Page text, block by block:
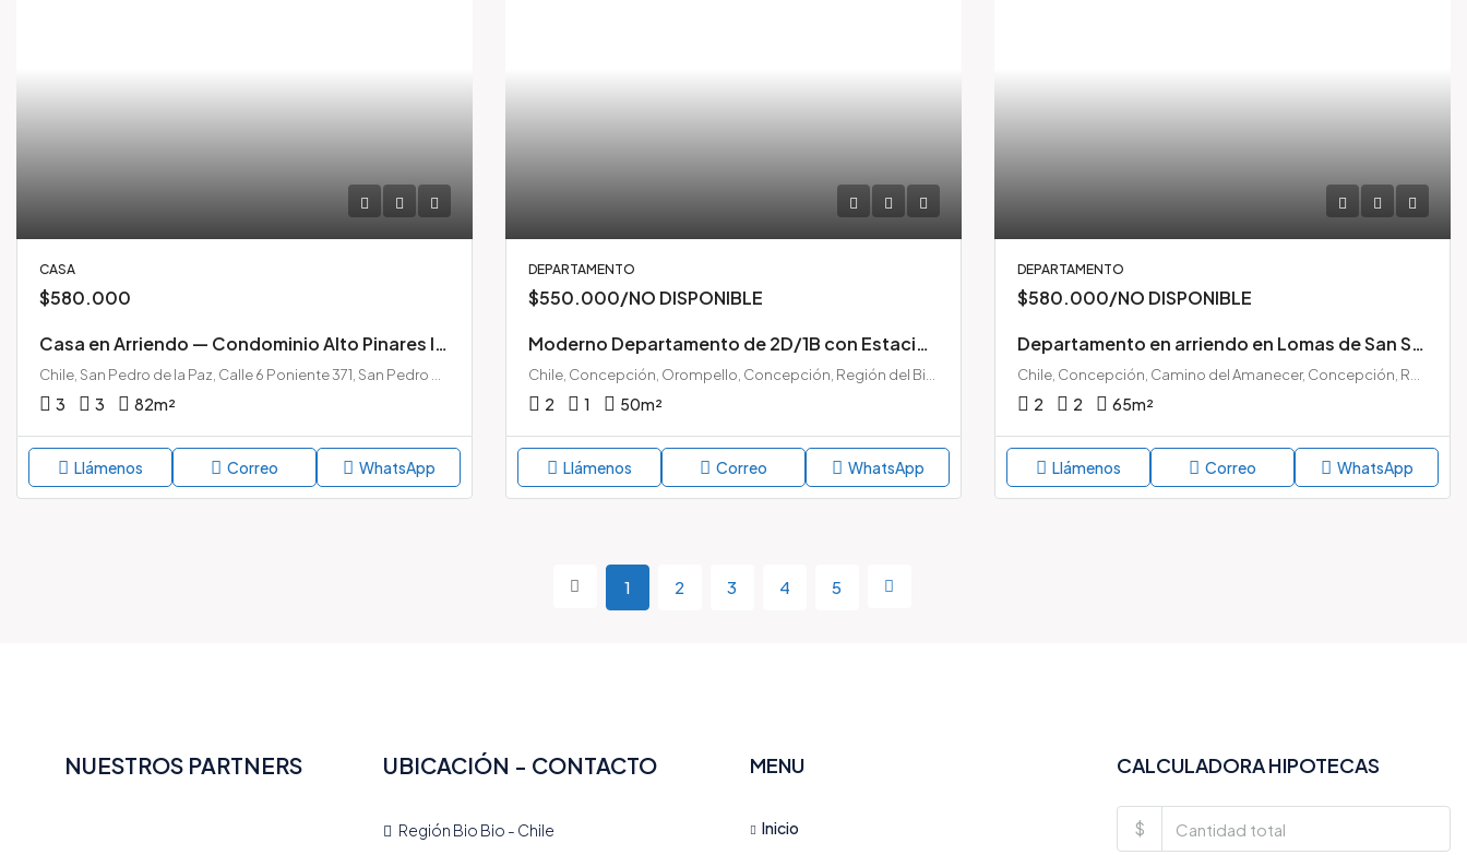
CASA
$580.000
Casa en Arriendo — Condominio Alto Pinares II, San Pedro de la Paz
3 3 82m²
Llámenos Correo WhatsApp
DEPARTAMENTO
$550.000/NO DISPONIBLE
Moderno Departamento de 2D/1B con Estacionamiento en Edificio Orompello, Concepción Centro
2 1 50m²
Llámenos Correo WhatsApp
DEPARTAMENTO
$580.000/NO DISPONIBLE
Departamento en arriendo en Lomas de San Sebastián – Concepción
2 2 65m²
Llámenos Correo WhatsApp
1 2 3 4 5
NUESTROS PARTNERS UBICACIÓN - CONTACTO
Región Bio Bio - Chile
MENU
Inicio
CALCULADORA HIPOTECAS
$